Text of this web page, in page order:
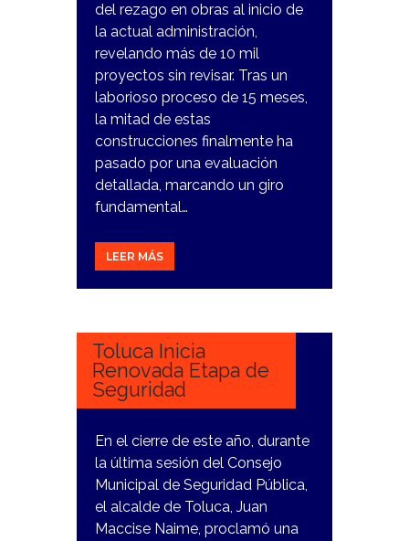
del rezago en obras al inicio de
la actual administración,
revelando más de 10 mil
proyectos sin revisar. Tras un
laborioso proceso de 15 meses,
la mitad de estas
construcciones finalmente ha
pasado por una evaluación
detallada, marcando un giro
fundamental…
LEER MÁS
22
Toluca Inicia
Renovada Etapa de
Seguridad
En el cierre de este año, durante
la última sesión del Consejo
Municipal de Seguridad Pública,
el alcalde de Toluca, Juan
Maccise Naime, proclamó una